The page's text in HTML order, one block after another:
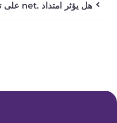
هل يؤثر امتداد .net على ترتيب محركات البحث؟